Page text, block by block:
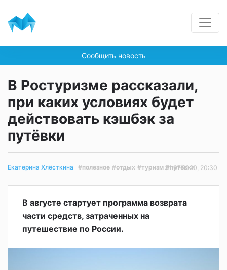
Сообщить новость
В Ростуризме рассказали,
при каких условиях будет
действовать кэшбэк за
путёвки
Екатерина Хлёсткина #полезное #отдых #туризм #путёвки
31.07.2020, 20:30
В августе стартует программа возврата
части средств, затраченных на
путешествие по России.